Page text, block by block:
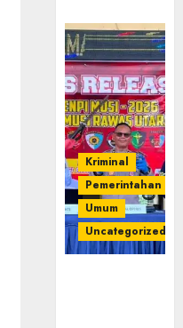
Kriminal
Pemerintahan
Umum
Uncategorized